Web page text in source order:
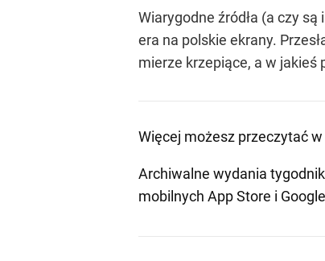
Wiarygodne źródła (a czy
era na polskie ekrany.
mierze krzepiące, a w jakieś
Więcej możesz przeczytać w
Archiwalne wydania
mobilnych App Store i